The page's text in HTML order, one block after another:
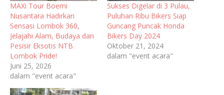
MAXi Tour Boemi
Nusantara Hadirkan
Sensasi Lombok 360,
Jelajahi Alam, Budaya dan
Pesisir Eksotis NTB.
Lombok Pride!
Juni 25, 2026
dalam "event acara"
Sukses Digelar di 3 Pulau,
Puluhan Ribu Bikers Siap
Guncang Puncak Honda
Bikers Day 2024
Oktober 21, 2024
dalam "event acara"